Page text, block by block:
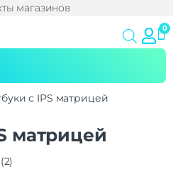
магазинов
с IPS матрицей
матрицей